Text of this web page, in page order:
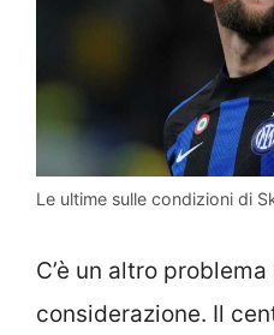
Le ultime sulle condizioni di
C’è un altro
considerazione. Il